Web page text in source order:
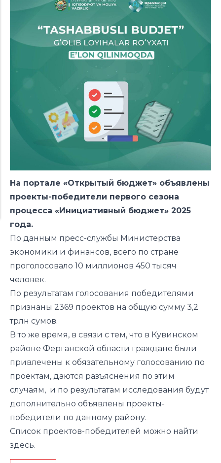
На портале «Открытый бюджет» объявлены
проекты-победители первого сезона
процесса «Инициативный бюджет» 2025
года.
По данным пресс-службы Министерства
экономики и финансов, всего по стране
проголосовало 10 миллионов 450 тысяч
человек.
По результатам голосования победителями
признаны 2369 проектов на общую сумму 3,2
трлн сумов.
В то же время, в связи с тем, что в Кувинском
районе Ферганской области граждане были
привлечены к обязательному голосованию по
проектам, даются разъяснения по этим
случаям, и по результатам исследования будут
дополнительно объявлены проекты-
победители по данному району.
Список проектов-победителей можно найти
здесь.